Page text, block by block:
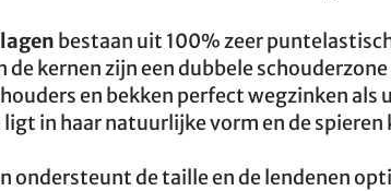
bestaan uit 100% zeer
kernen zijn een dubbele schouderzone
en bekken perfect wegzinken als
in haar natuurlijke vorm en de spieren
de taille en de lendenen